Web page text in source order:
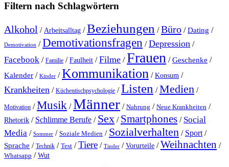
Filtern nach Schlagwörtern
Alkohol / Arbeitsalltag /Beziehungen /Büro /Dating /
Demotivation /Demotivationsfragen /Depression /
Facebook / Familie /Faulheit /Filme /Frauen /Geschenke /
Kalender / Kinder /Kommunikation /Konsum /
Krankheiten / Küchentischpsychologie /Listen /Medien /
Motivation /Musik /Männer / Nahrung / Neue Krankheiten /
Rhetorik / Schlimme Berufe / Sex / Smartphones / Social
Media / Sommer / Soziale Medien / Sozialverhalten / Sport /
Sprache / Technik / Test /Tiere / Tinder /Vorurteile /Weihnachten /
Whatsapp /Wut